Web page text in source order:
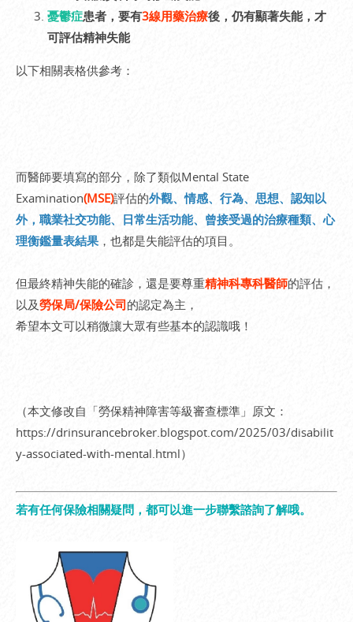
憂鬱症患者，要有3線用藥治療後，仍有顯著失能，才
可評估精神失能
以下相關表格供參考：
而醫師要填寫的部分，除了類似Mental State
Examination(MSE)評估的外觀、情感、行為、思想、認知以
外，職業社交功能、日常生活功能、曾接受過的治療種類、心
理衡鑑量表結果 ，也都是失能評估的項目。
但最終精神失能的確診，還是要尊重精神科專科醫師的評估，
以及勞保局/保險公司的認定為主，
希望本文可以稍微讓大眾有些基本的認識哦！
（本文修改自「勞保精神障害等級審查標準」原文：
https://drinsurancebroker.blogspot.com/2025/03/disabilit
y-associated-with-mental.html）
若有任何保險相關疑問，都可以進一步聯繫諮詢了解哦。